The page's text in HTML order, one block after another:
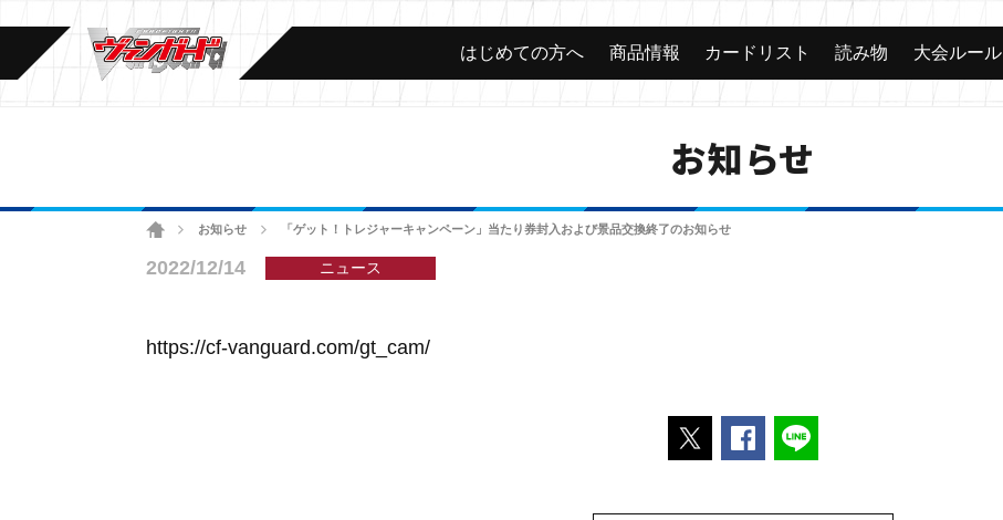
はじめての方へ 商品情報 カードリスト 読み物 大会ルール
お知らせ
ホームお知らせ 「ゲット！トレジャーキャンペーン」当たり券封入および景品交換終了のお知らせ
2022/12/14 ニュース
https://cf-vanguard.com/gt_cam/
ポストするFacebookでシェアする